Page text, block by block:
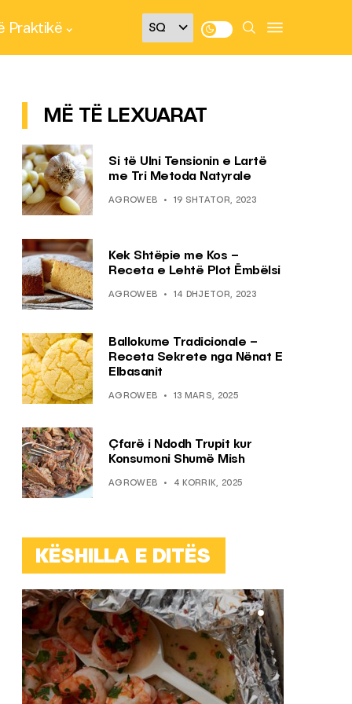
Praktikë
MË TË LEXUARAT
Si të Ulni Tensionin e Lartë
me Tri Metoda Natyrale
AGROWEB 19 SHTATOR, 2023
Kek Shtëpie me Kos –
Receta e Lehtë Plot Ëmbëlsi
AGROWEB 14 DHJETOR, 2023
Ballokume Tradicionale –
Receta Sekrete nga Nënat E
Elbasanit
AGROWEB 13 MARS, 2025
Çfarë i Ndodh Trupit kur
Konsumoni Shumë Mish
AGROWEB 4 KORRIK, 2025
KËSHILLA E DITËS